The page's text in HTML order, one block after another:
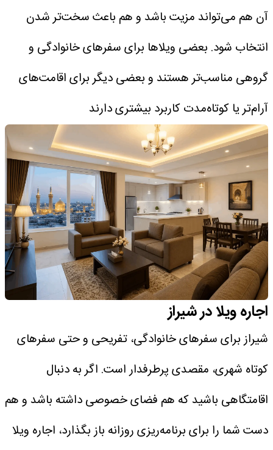
آن هم می‌تواند مزیت باشد و هم باعث سخت‌تر شدن
انتخاب شود. بعضی ویلاها برای سفرهای خانوادگی و
گروهی مناسب‌تر هستند و بعضی دیگر برای اقامت‌های
آرام‌تر یا کوتاه‌مدت کاربرد بیشتری دارند
اجاره ویلا در شیراز
شیراز برای سفرهای خانوادگی، تفریحی و حتی سفرهای
کوتاه شهری، مقصدی پرطرفدار است. اگر به دنبال
اقامتگاهی باشید که هم فضای خصوصی داشته باشد و هم
دست شما را برای برنامه‌ریزی روزانه باز بگذارد، اجاره ویلا